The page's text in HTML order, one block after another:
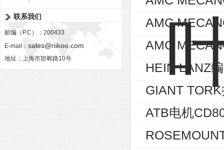
联系我们
邮编（P.C）：200433
E-mail： sales@riikoo.com
地址：上海市邯郸路10号
AMC
AMC
HEIN LANZ
GIANT
ATB电机